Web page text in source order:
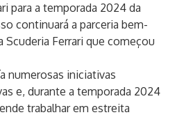
para a temporada 2024 da
continuará a parceria bem-
Scuderia Ferrari que começou
numerosas iniciativas
e, durante a temporada 2024
trabalhar em estreita